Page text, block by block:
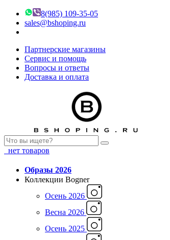
8(985) 109-35-05
sales@bshoping.ru
Партнерские магазины
Сервис и помощь
Вопросы и ответы
Доставка и оплата
нет товаров
Образы 2026
Коллекции Bogner
Осень 2026
Весна 2026
Осень 2025